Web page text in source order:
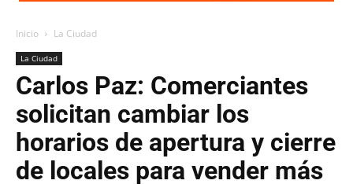
Inicio La Ciudad
La Ciudad
Carlos Paz: Comerciantes
solicitan cambiar los
horarios de apertura y cierre
de locales para vender más